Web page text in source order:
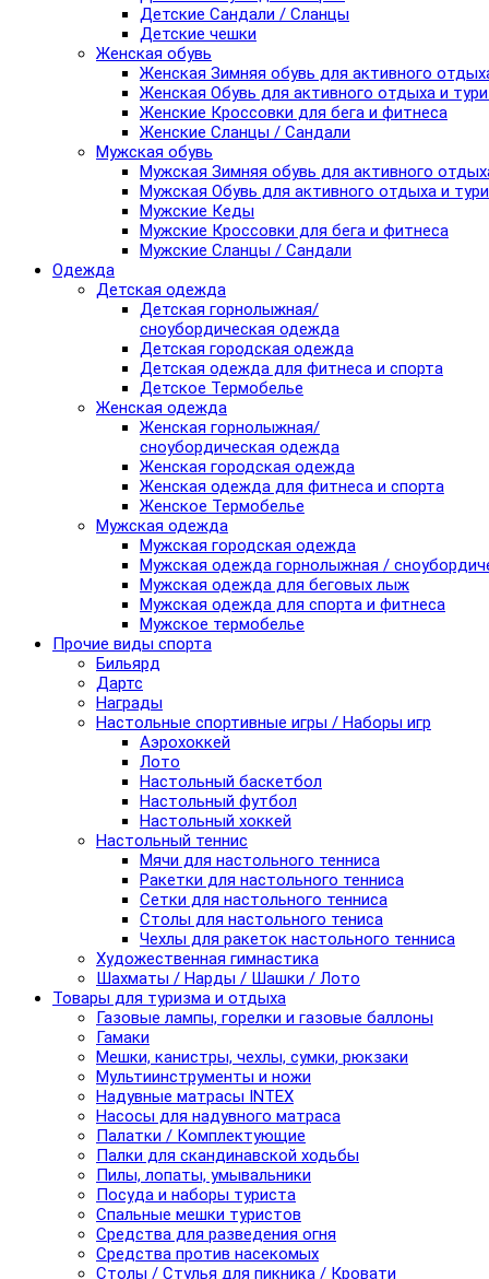
Детские Сандали / Сланцы
Детские чешки
Женская обувь
Женская Зимняя обувь для активного
Женская Обувь для активного отдыха и
Женские Кроссовки для бега и фитнеса
Женские Сланцы / Сандали
Мужская обувь
Мужская Зимняя обувь для активного
Мужская Обувь для активного отдыха и
Мужские Кеды
Мужские Кроссовки для бега и фитнеса
Мужские Сланцы / Сандали
Одежда
Детская одежда
Детская горнолыжная/
сноубордическая одежда
Детская городская одежда
Детская одежда для фитнеса и спорта
Детское Термобелье
Женская одежда
Женская горнолыжная/
сноубордическая одежда
Женская городская одежда
Женская одежда для фитнеса и спорта
Женское Термобелье
Мужская одежда
Мужская городская одежда
Мужская одежда горнолыжная /
Мужская одежда для беговых лыж
Мужская одежда для спорта и фитнеса
Мужское термобелье
Прочие виды спорта
Бильярд
Дартс
Награды
Настольные спортивные игры / Наборы игр
Аэрохоккей
Лото
Настольный баскетбол
Настольный футбол
Настольный хоккей
Настольный теннис
Мячи для настольного тенниса
Ракетки для настольного тенниса
Сетки для настольного тенниса
Столы для настольного тениса
Чехлы для ракеток настольного тенниса
Художественная гимнастика
Шахматы / Нарды / Шашки / Лото
Товары для туризма и отдыха
Газовые лампы, горелки и газовые баллоны
Гамаки
Мешки, канистры, чехлы, сумки, рюкзаки
Мультиинструменты и ножи
Надувные матрасы INTEX
Насосы для надувного матраса
Палатки / Комплектующие
Палки для скандинавской ходьбы
Пилы, лопаты, умывальники
Посуда и наборы туриста
Спальные мешки туристов
Средства для разведения огня
Средства против насекомых
Столы / Стулья для пикника / Кровати